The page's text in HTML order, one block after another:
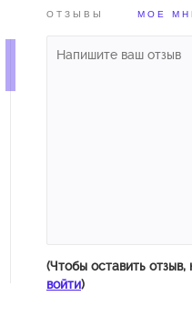
ОТЗЫВЫ МОЕ
(Чтобы оставить отзыв,
войти)